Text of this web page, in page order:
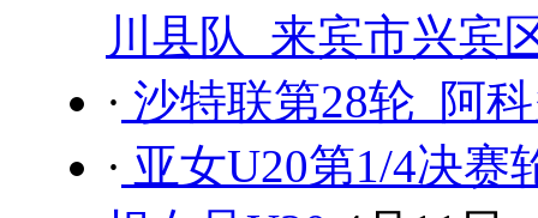
川县队 来宾市兴宾
· 沙特联第28轮 阿
· 亚女U20第1/4决赛